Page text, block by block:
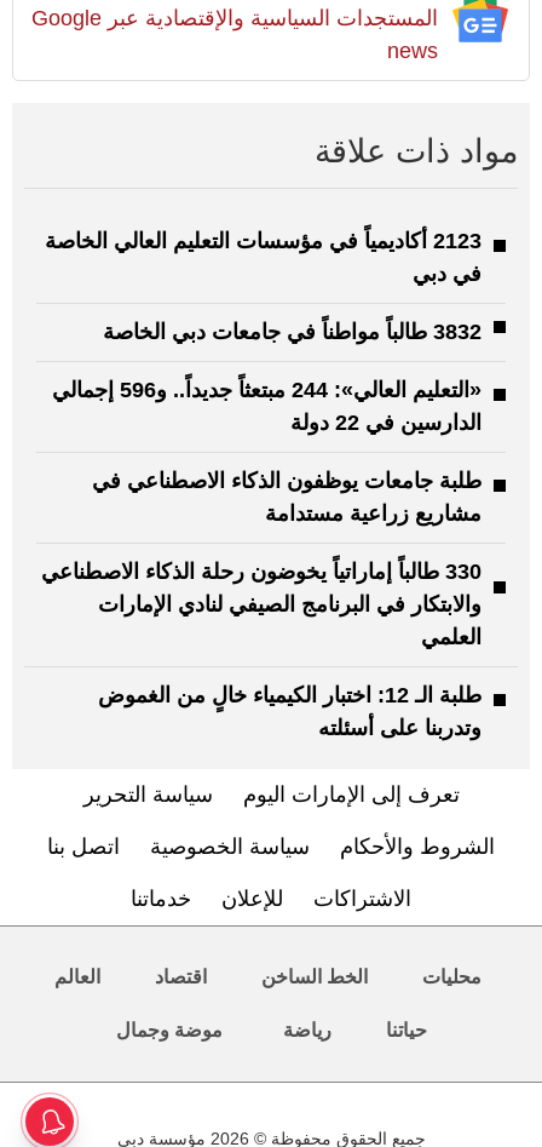
المستجدات السياسية والإقتصادية عبر Google
news
مواد ذات علاقة
2123 أكاديمياً في مؤسسات التعليم العالي الخاصة
في دبي
3832 طالباً مواطناً في جامعات دبي الخاصة
«التعليم العالي»: 244 مبتعثاً جديداً.. و596 إجمالي
الدارسين في 22 دولة
طلبة جامعات يوظفون الذكاء الاصطناعي في
مشاريع زراعية مستدامة
330 طالباً إماراتياً يخوضون رحلة الذكاء الاصطناعي
والابتكار في البرنامج الصيفي لنادي الإمارات
العلمي
طلبة الـ 12: اختبار الكيمياء خالٍ من الغموض
وتدربنا على أسئلته
تعرف إلى الإمارات اليوم سياسة التحرير
الشروط والأحكام سياسة الخصوصية اتصل بنا
الاشتراكات للإعلان خدماتنا
محليات الخط الساخن اقتصاد العالم
حياتنا رياضة موضة وجمال
جميع الحقوق محفوظة © 2026 مؤسسة دبي